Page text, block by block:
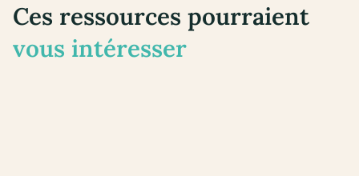
Ces ressources pourraient
vous intéresser